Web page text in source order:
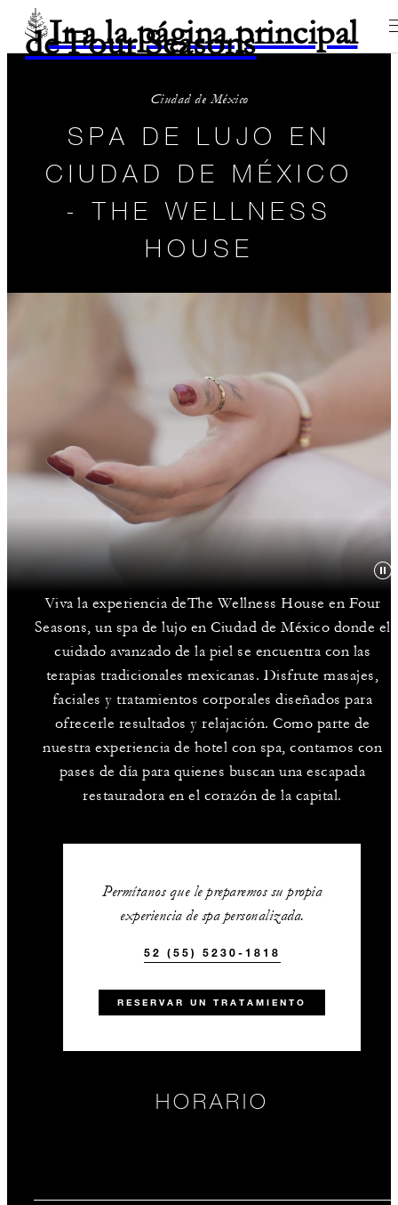
Ir a la página principal
de Four Seasons
Ciudad de México
SPA DE LUJO EN
CIUDAD DE MÉXICO
- THE WELLNESS
HOUSE
Viva la experiencia deThe Wellness House en Four
Seasons, un spa de lujo en Ciudad de México donde el
cuidado avanzado de la piel se encuentra con las
terapias tradicionales mexicanas. Disfrute masajes,
faciales y tratamientos corporales diseñados para
ofrecerle resultados y relajación. Como parte de
nuestra experiencia de hotel con spa, contamos con
pases de día para quienes buscan una escapada
restauradora en el corazón de la capital.
Permítanos que le preparemos su propia
experiencia de spa personalizada.
52 (55) 5230-1818
RESERVAR UN TRATAMIENTO
HORARIO